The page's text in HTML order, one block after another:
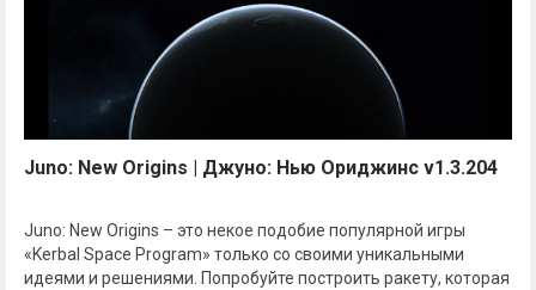
Juno: New Origins | Джуно: Нью Ориджинс v1.3.204
Juno: New Origins – это некое подобие популярной игры
«Kerbal Space Program» только со своими уникальными
идеями и решениями. Попробуйте построить ракету, которая